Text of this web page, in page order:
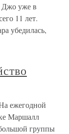
Джо уже в
11 лет.
убедилась,
ежегодной
Маршалл
группы